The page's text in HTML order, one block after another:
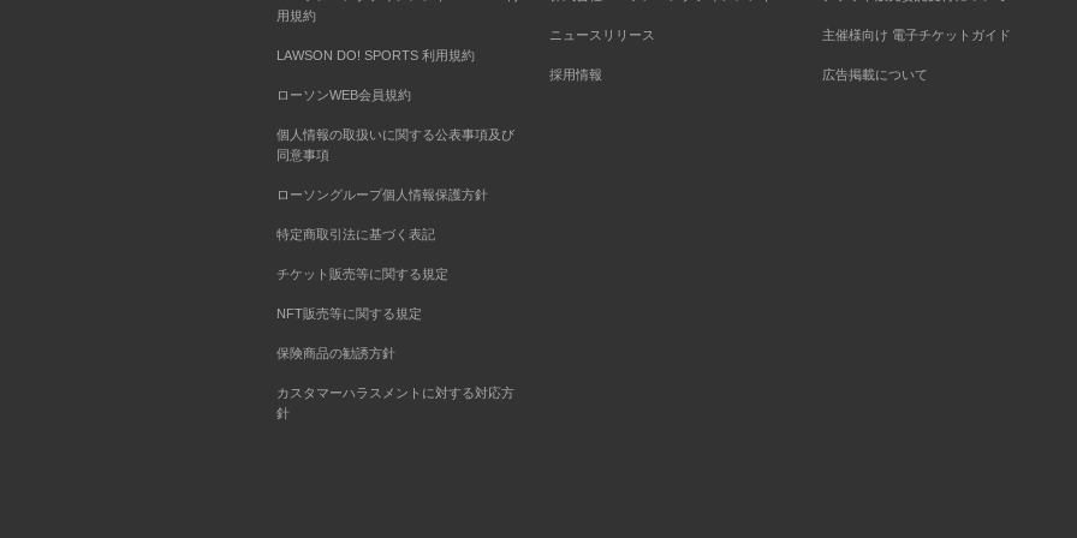
用規約
LAWSON DO! SPORTS 利用規約
ローソンWEB会員規約
個人情報の取扱いに関する公表事項及び
同意事項
ローソングループ個人情報保護方針
特定商取引法に基づく表記
チケット販売等に関する規定
NFT販売等に関する規定
保険商品の勧誘方針
カスタマーハラスメントに対する対応方
針
ニュースリリース
採用情報
主催様向け 電子チケットガイド
広告掲載について